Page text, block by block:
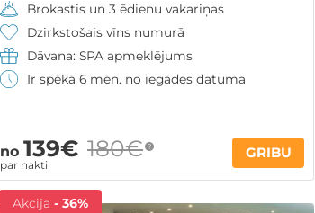
Brokastis un 3 ēdienu vakariņas
Dzirkstošais vīns numurā
Dāvana: SPA apmeklējums
Ir spēkā 6 mēn. no iegādes datuma
no 139€
par nakti
180€ ? GRIBU
Akcija - 36%